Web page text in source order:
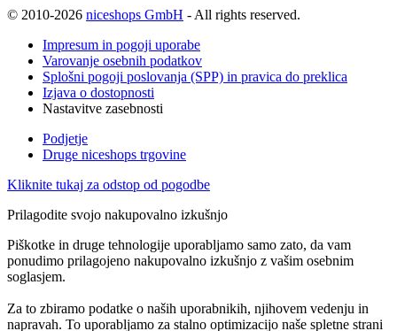
© 2010-2026 niceshops GmbH - All rights reserved.
Impresum in pogoji uporabe
Varovanje osebnih podatkov
Splošni pogoji poslovanja (SPP) in pravica do preklica
Izjava o dostopnosti
Nastavitve zasebnosti
Podjetje
Druge niceshops trgovine
Kliknite tukaj za odstop od pogodbe
Prilagodite svojo nakupovalno izkušnjo
Piškotke in druge tehnologije uporabljamo samo zato, da vam
ponudimo prilagojeno nakupovalno izkušnjo z vašim osebnim
soglasjem.
Za to zbiramo podatke o naših uporabnikih, njihovem vedenju in
napravah. To uporabljamo za stalno optimizacijo naše spletne strani